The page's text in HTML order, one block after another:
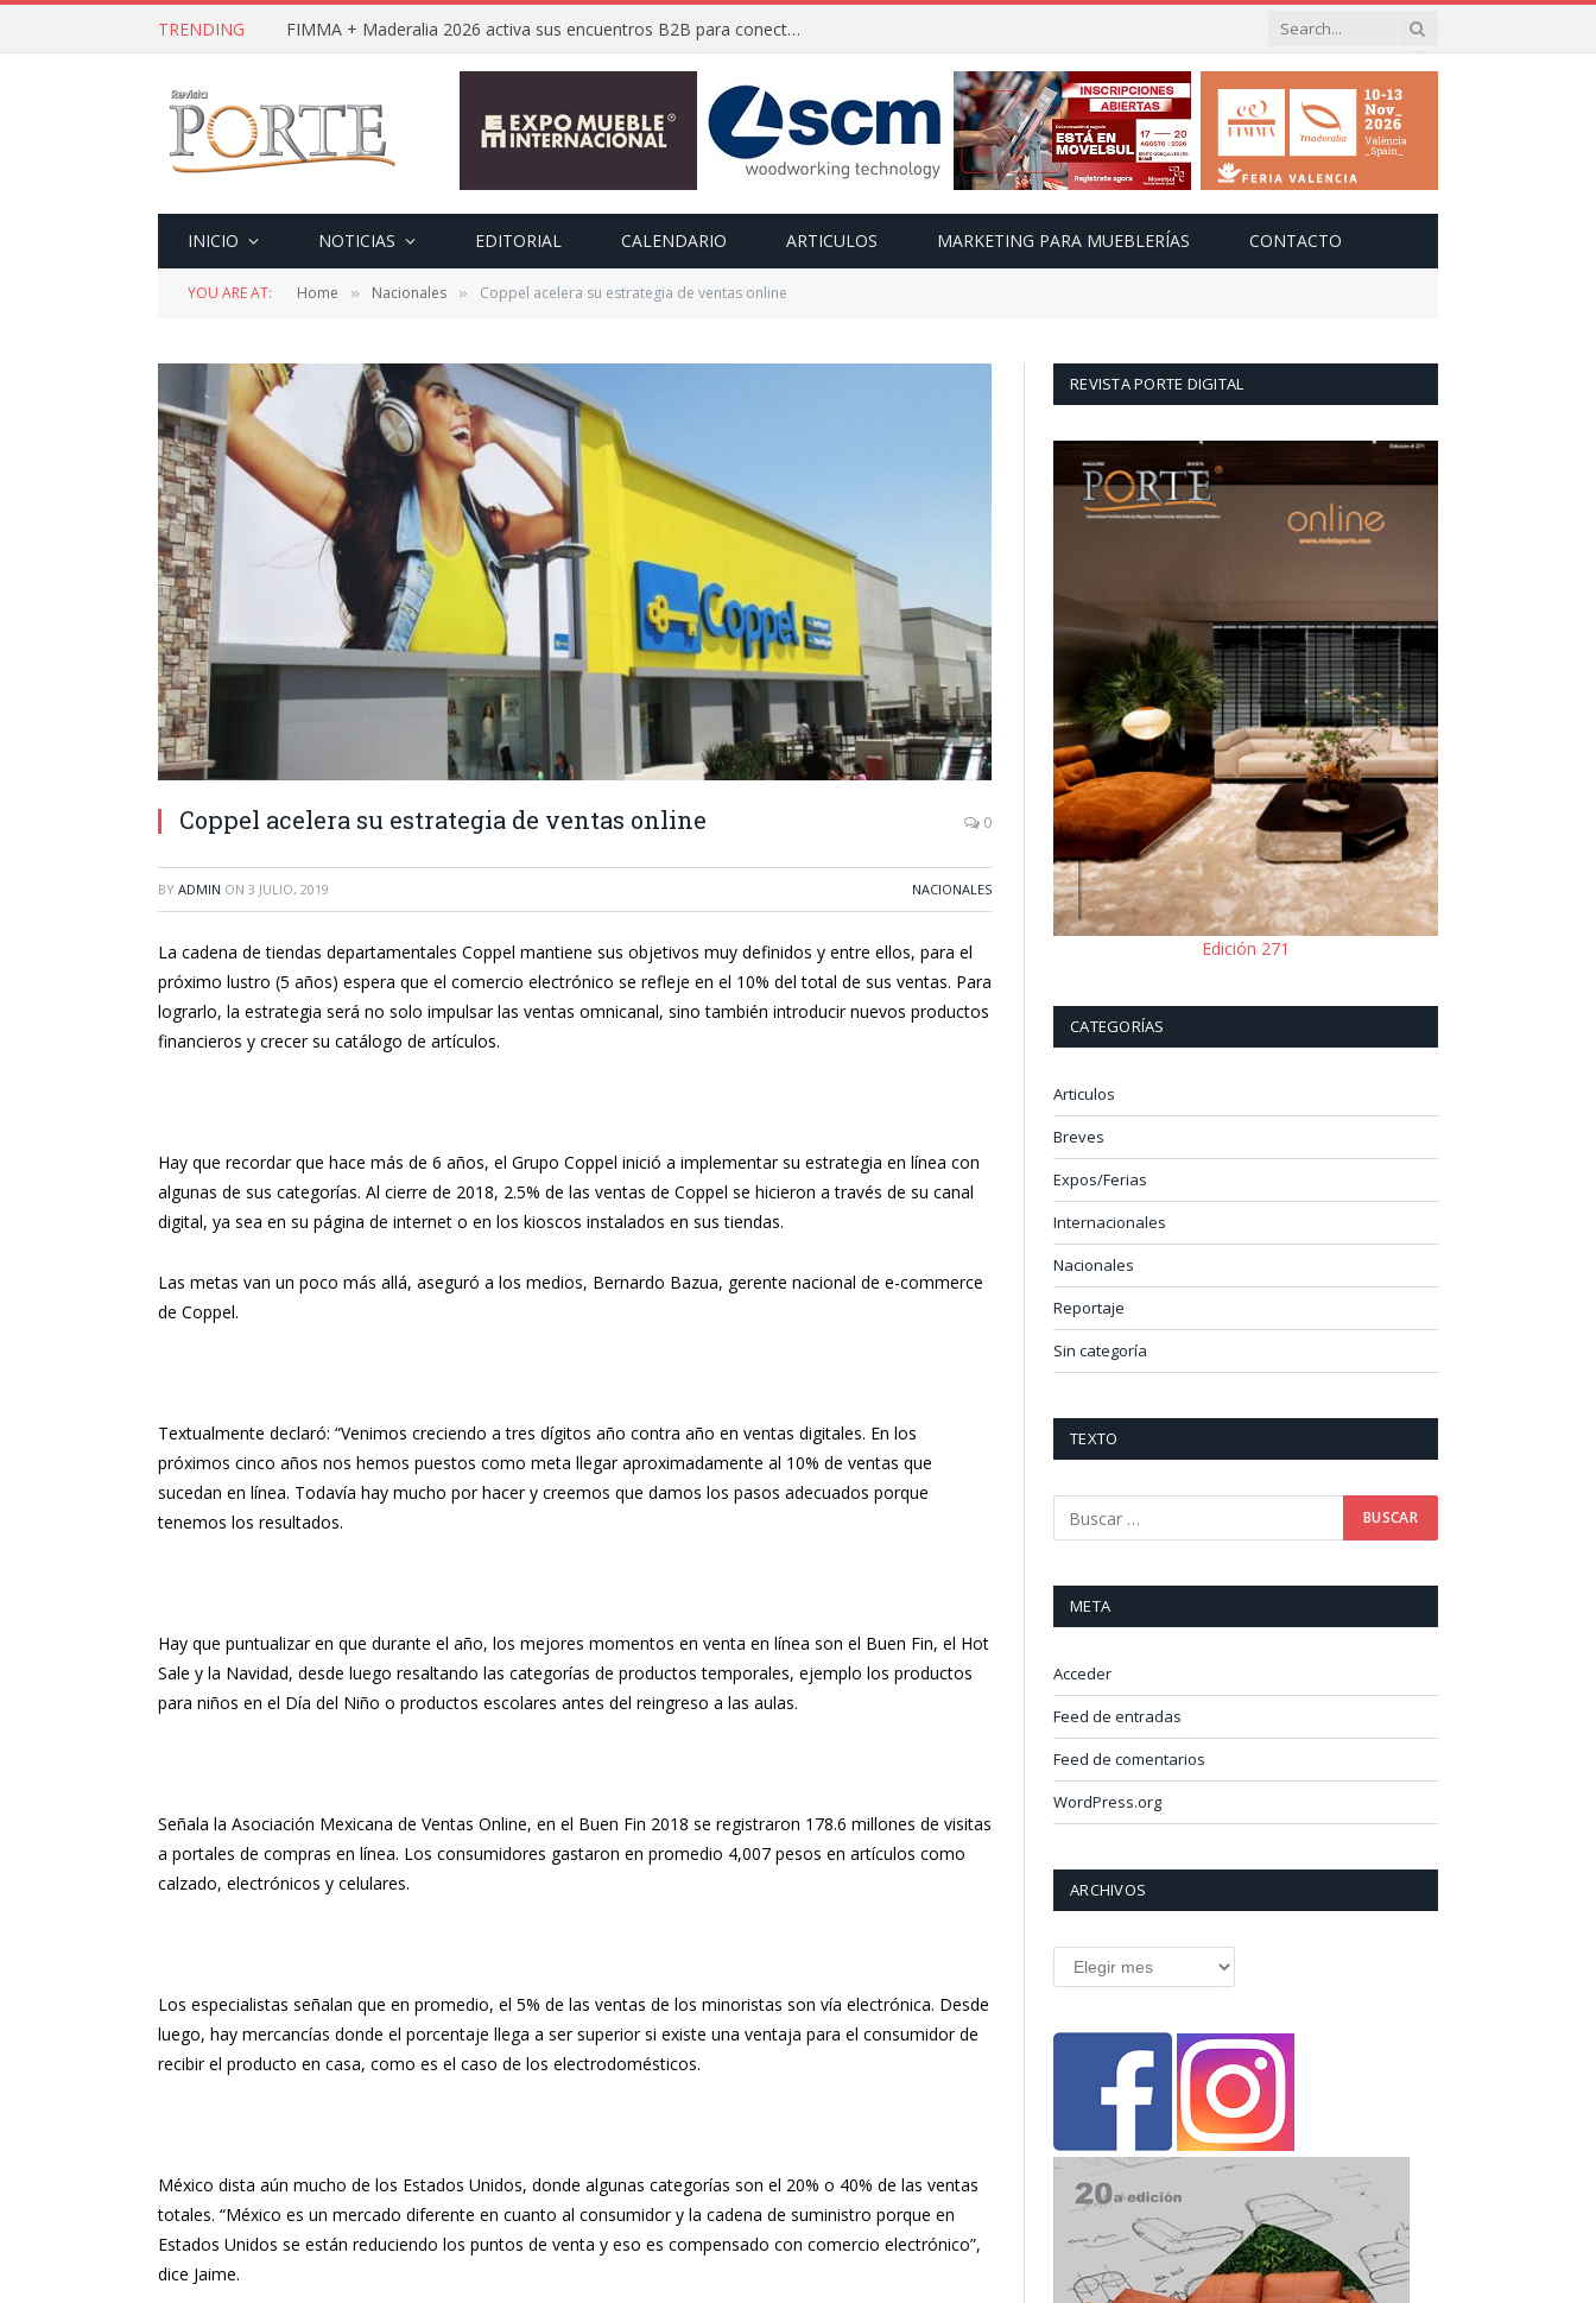
TRENDING FIMMA + Maderalia 2026 activa sus encuentros B2B para conectar a expositores con compradores internacionales
INICIO NOTICIAS EDITORIAL CALENDARIO ARTICULOS MARKETING PARA MUEBLERÍAS CONTACTO
YOU ARE AT: Home » Nacionales » Coppel acelera su estrategia de ventas online
Coppel acelera su estrategia de ventas online 0
BY ADMIN ON 3 JULIO, 2019 NACIONALES
La cadena de tiendas departamentales Coppel mantiene sus objetivos muy definidos y entre ellos, para el
próximo lustro (5 años) espera que el comercio electrónico se refleje en el 10% del total de sus ventas. Para
lograrlo, la estrategia será no solo impulsar las ventas omnicanal, sino también introducir nuevos productos
financieros y crecer su catálogo de artículos.
Hay que recordar que hace más de 6 años, el Grupo Coppel inició a implementar su estrategia en línea con
algunas de sus categorías. Al cierre de 2018, 2.5% de las ventas de Coppel se hicieron a través de su canal
digital, ya sea en su página de internet o en los kioscos instalados en sus tiendas.
Las metas van un poco más allá, aseguró a los medios, Bernardo Bazua, gerente nacional de e-commerce
de Coppel.
Textualmente declaró: “Venimos creciendo a tres dígitos año contra año en ventas digitales. En los
próximos cinco años nos hemos puestos como meta llegar aproximadamente al 10% de ventas que
sucedan en línea. Todavía hay mucho por hacer y creemos que damos los pasos adecuados porque
tenemos los resultados.
Hay que puntualizar en que durante el año, los mejores momentos en venta en línea son el Buen Fin, el Hot
Sale y la Navidad, desde luego resaltando las categorías de productos temporales, ejemplo los productos
para niños en el Día del Niño o productos escolares antes del reingreso a las aulas.
Señala la Asociación Mexicana de Ventas Online, en el Buen Fin 2018 se registraron 178.6 millones de visitas
a portales de compras en línea. Los consumidores gastaron en promedio 4,007 pesos en artículos como
calzado, electrónicos y celulares.
Los especialistas señalan que en promedio, el 5% de las ventas de los minoristas son vía electrónica. Desde
luego, hay mercancías donde el porcentaje llega a ser superior si existe una ventaja para el consumidor de
recibir el producto en casa, como es el caso de los electrodomésticos.
México dista aún mucho de los Estados Unidos, donde algunas categorías son el 20% o 40% de las ventas
totales. “México es un mercado diferente en cuanto al consumidor y la cadena de suministro porque en
Estados Unidos se están reduciendo los puntos de venta y eso es compensado con comercio electrónico”,
dice Jaime.
REVISTA PORTE DIGITAL
Edición 271
CATEGORÍAS
Articulos
Breves
Expos/Ferias
Internacionales
Nacionales
Reportaje
Sin categoría
TEXTO
META
Acceder
Feed de entradas
Feed de comentarios
WordPress.org
ARCHIVOS
Archivos